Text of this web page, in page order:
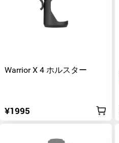
Warrior X 4 ホルスター
¥1995